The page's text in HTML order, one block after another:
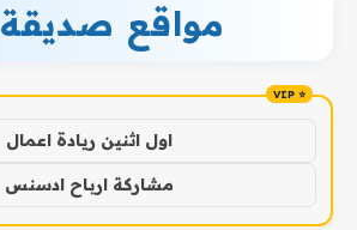
مواقع صديقة
اول اثنين ريادة اعمال
مشاركة ارباح ادسنس